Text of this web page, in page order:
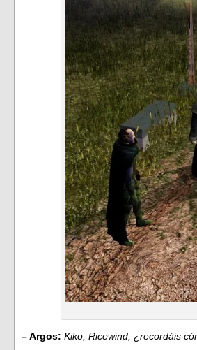
– Argos: Kiko, Ricewind, ¿recordáis